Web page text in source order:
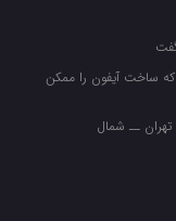
ساخت آیفون را ممکن
ــ شمال